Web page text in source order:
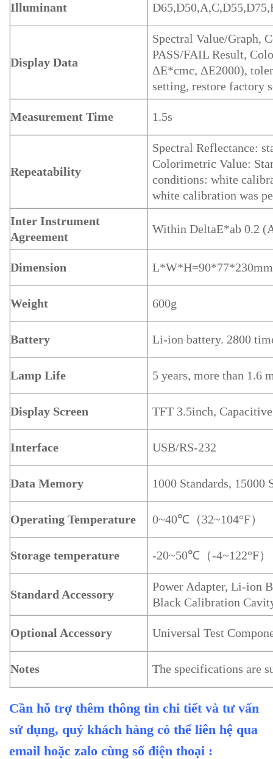
Illuminant
Display Data
Spectral Value/Graph,
PASS/FAIL Result,
ΔE*cmc, ΔE2000),
setting, restore factory
Measurement Time 1.5s
Repeatability
Spectral Reflectance:
Colorimetric Value:
conditions: white
white calibration was
Inter Instrument
Agreement
Within DeltaE*ab 0.2
Dimension L*W*H=90*77*230mm
Weight 600g
Battery Li-ion battery. 2800
Lamp Life 5 years, more than 1.6
Display Screen TFT 3.5inch,
Interface USB/RS-232
Data Memory 1000 Standards, 15000
Operating Temperature 0~40℃（32~104°F）
Storage temperature -20~50℃（-4~122°F）
Standard Accessory
Power Adapter, Li-ion
Black Calibration
Optional Accessory Universal Test
Notes The specifications are
Cần hỗ trợ thêm thông tin chi tiết và tư vấn
sử dụng, quý khách hàng có thể liên hệ qua
email hoặc zalo cùng số điện thoại :